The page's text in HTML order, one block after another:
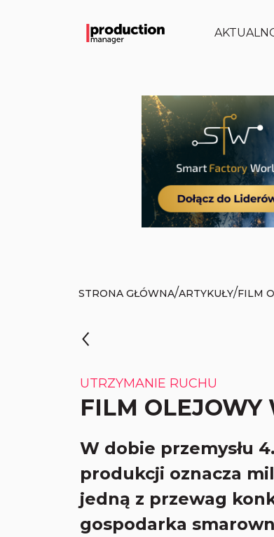
STRONA GŁÓWNA/ARTYKUŁY/FILM
UTRZYMANIE RUCHU
FILM OLEJOWY
W dobie przemysłu
produkcji oznacza
jedną z przewag
gospodarka